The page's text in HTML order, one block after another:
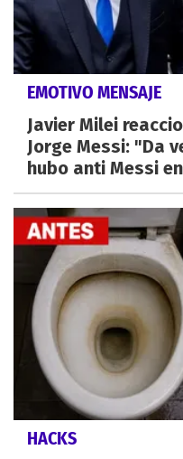
EMOTIVO MENSAJE
Javier Milei
Jorge Messi: "Da
hubo anti Messi
HACKS